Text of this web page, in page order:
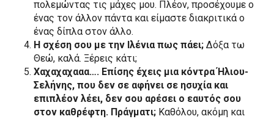
πολεμώντας τις μάχες μου. Πλέον, προσέχουμε ο
ένας τον άλλον πάντα και είμαστε διακριτικά ο
ένας δίπλα στον άλλο.
Η σχέση σου με την Ιλένια πως πάει; Δόξα τω
Θεώ, καλά. Ξέρεις κάτι;
Χαχαχαχααα…. Επίσης έχεις μια κόντρα Ήλιου-
Σελήνης, που δεν σε αφήνει σε ησυχία και
επιπλέον λέει, δεν σου αρέσει ο εαυτός σου
στον καθρέφτη. Πράγματι; Καθόλου, ακόμη και